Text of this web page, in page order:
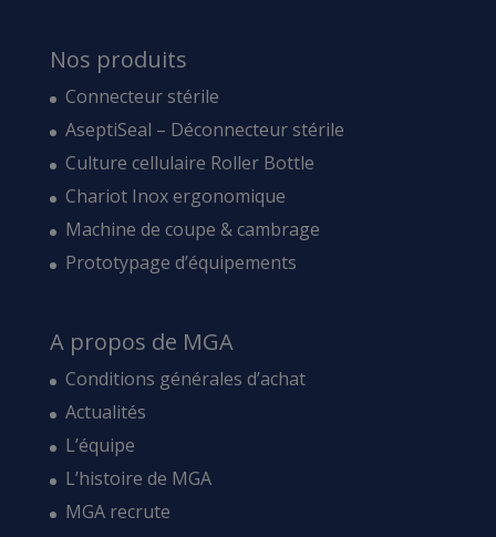
Nos produits
Connecteur stérile
AseptiSeal – Déconnecteur stérile
Culture cellulaire Roller Bottle
Chariot Inox ergonomique
Machine de coupe & cambrage
Prototypage d’équipements
A propos de MGA
Conditions générales d’achat
Actualités
L’équipe
L’histoire de MGA
MGA recrute